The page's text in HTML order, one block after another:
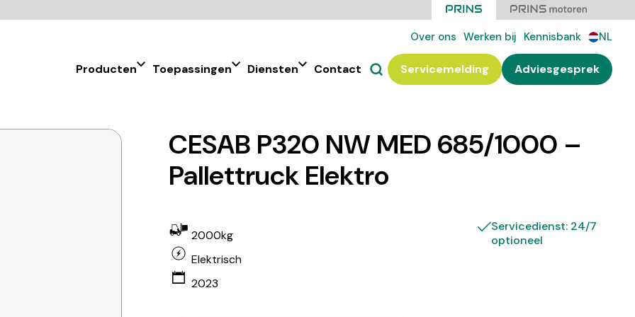
Over ons Werken bij Kennisbank NL
Producten Toepassingen Diensten Contact Servicemelding Adviesgesprek
CESAB P320 NW MED 685/1000 –
Pallettruck Elektro
2000kg
Elektrisch
2023
Servicedienst: 24/7
optioneel